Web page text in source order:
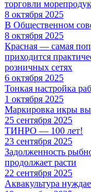
торговли
8 октября 2025
В Общественном
8 октября 2025
Красная — самая
приходится
розничных сетях
6 октября 2025
Тонкая настройка
1 октября 2025
Маркировка икры
25 сентября 2025
ТИНРО — 100 лет!
23 сентября 2025
Задолженность
продолжает расти
22 сентября 2025
Аквакультура